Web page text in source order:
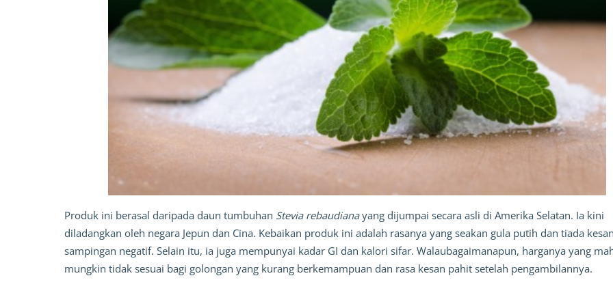
Produk ini berasal daripada daun tumbuhan Stevia rebaudiana yang dijumpai secara asli di Amerika Selatan. Ia kini
diladangkan oleh negara Jepun dan Cina. Kebaikan produk ini adalah rasanya yang seakan gula putih dan tiada
sampingan negatif. Selain itu, ia juga mempunyai kadar GI dan kalori sifar. Walaubagaimanapun, harganya yang
mungkin tidak sesuai bagi golongan yang kurang berkemampuan dan rasa kesan pahit setelah pengambilannya.